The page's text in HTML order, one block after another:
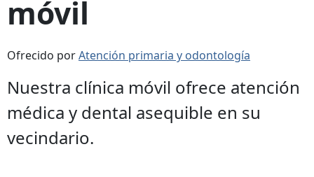
móvil
Ofrecido porAtención primaria y odontología
Nuestra clínica móvil ofrece atención
médica y dental asequible en su
vecindario.